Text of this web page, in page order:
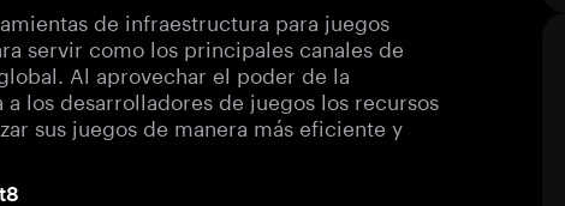
de infraestructura para juegos
servir como los principales canales de
Al aprovechar el poder de la
los desarrolladores de juegos los recursos
sus juegos de manera más eficiente y